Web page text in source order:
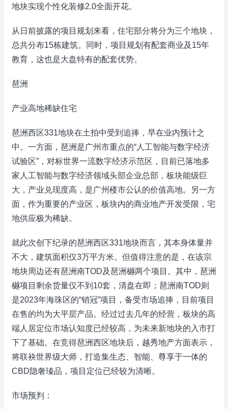
地块实现个性化装修2.0全面开花。
从日前披露的项目规划来看，住宅部分将分为三个地块，
总共分布15栋建筑。同时，项目规划有配套商业及15年
教育，这也是大盘特有的配套优势。
琶洲
产业高地稀缺住宅
琶洲西区331地块在土拍中受到追捧，早在业内预计之
中。一方面，琶洲是广州市重点的“人工智能与数字经济
试验区”，对标世界一流数字经济示范区，目前已落地多
家人工智能与数字经济领域头部企业总部，板块能级巨
大，产业兑现度高，是广州楼市公认的价值高地。另一方
面，作为重要的产业区，板块内的商业地产开发受限，宅
地供应极为稀缺。
就此次创下纪录的琶洲西区331地块而言，其本身体量并
不大，建筑面积仅3万平方米。但值得注意的是，在该宗
地块周边还有琶洲南TOD及琶洲樾两个项目。其中，琶洲
樾项目剩余货量仅不到10套，清盘在即；琶洲南TOD则
是2023年海珠区的“销冠”项目，备受市场追捧，目前项目
在售的均为大平层产品。经过过去几年的经营，板块的高
端人居定位市场认知度已经较高，为未来新地块的入市打
下了基础。在竞得琶洲西区地块后，越秀地产方面表示，
将联袂世界级大师，打造集生态、智能、尊享于一体的
CBD隐奢瑧品，项目定位已经较为清晰。
市场预判：